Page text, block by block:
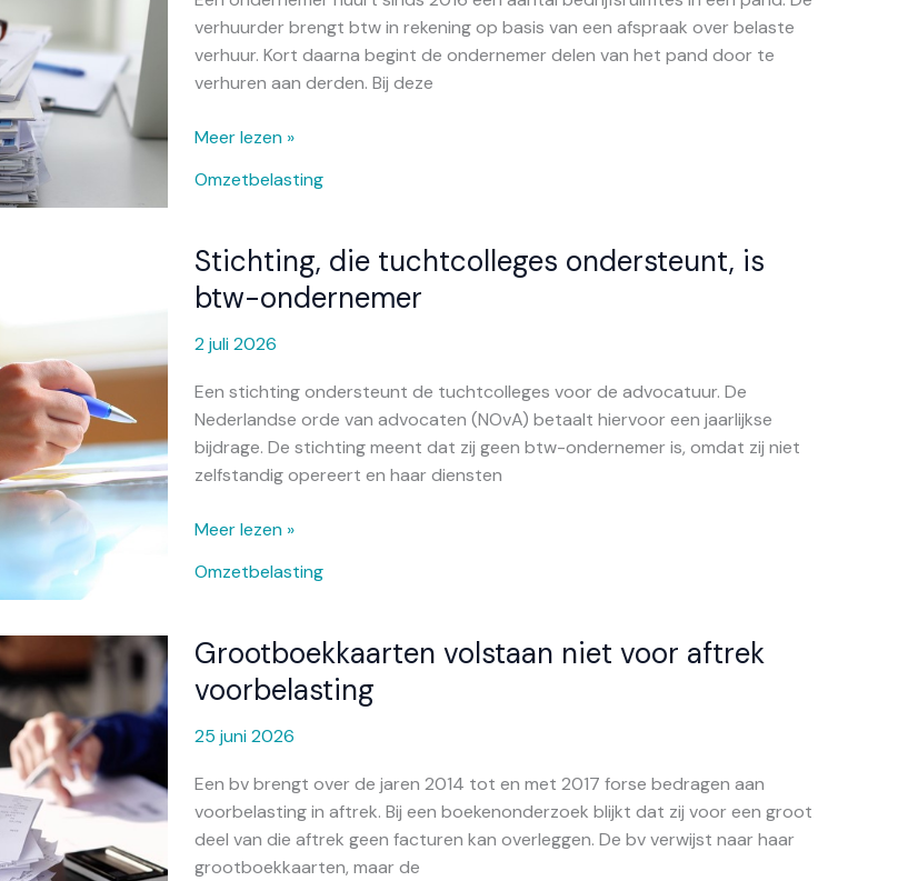
verhuurder brengt btw in rekening op basis van een afspraak over belaste
verhuur. Kort daarna begint de ondernemer delen van het pand door te
verhuren aan derden. Bij deze
eisen
voldoet
Meer lezen »
Omzetbelasting
Stichting, die tuchtcolleges ondersteunt, is
btw-ondernemer
2 juli 2026
Een stichting ondersteunt de tuchtcolleges voor de advocatuur. De
Nederlandse orde van advocaten (NOvA) betaalt hiervoor een jaarlijkse
bijdrage. De stichting meent dat zij geen btw-ondernemer is, omdat zij niet
zelfstandig opereert en haar diensten
Stichting,
die
tuchtcolleges
ondersteunt,
btw-
ondernemer
Meer lezen »
Omzetbelasting
Grootboekkaarten volstaan niet voor aftrek
voorbelasting
25 juni 2026
Een bv brengt over de jaren 2014 tot en met 2017 forse bedragen aan
voorbelasting in aftrek. Bij een boekenonderzoek blijkt dat zij voor een groot
deel van die aftrek geen facturen kan overleggen. De bv verwijst naar haar
grootboekkaarten, maar de
Grootboekkaarten
volstaan
niet
voor
voorbelasting